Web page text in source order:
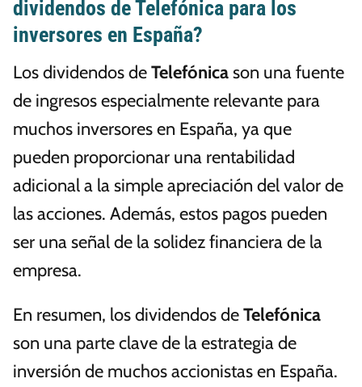
dividendos de Telefónica para los
inversores en España?
Los dividendos deTelefónicason una fuente
de ingresos especialmente relevante para
muchos inversores en España, ya que
pueden proporcionar una rentabilidad
adicional a la simple apreciación del valor de
las acciones. Además, estos pagos pueden
ser una señal de la solidez financiera de la
empresa.
En resumen, los dividendos deTelefónica
son una parte clave de la estrategia de
inversión de muchos accionistas en España.